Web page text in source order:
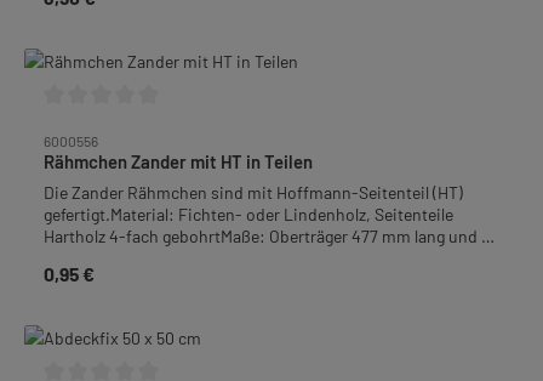
6000556
Rähmchen Zander mit HT in Teilen
Die Zander Rähmchen sind mit Hoffmann-Seitenteil (HT)
gefertigt.Material: Fichten- oder Lindenholz, Seitenteile
Hartholz 4-fach gebohrtMaße: Oberträger 477 mm lang und 10
gebunden!Dieser Artikel ist nicht versankostenfrei!
Regulärer Preis:
0,95 €